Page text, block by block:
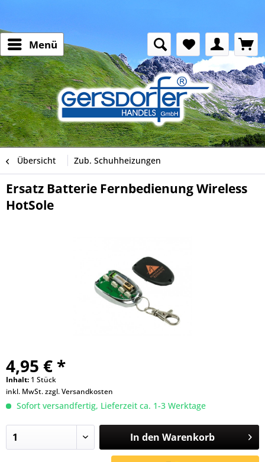
Menü
Übersicht Zub. Schuhheizungen
Ersatz Batterie Fernbedienung Wireless
HotSole
4,95 € *
Inhalt: 1 Stück
inkl. MwSt.zzgl. Versandkosten
Sofort versandfertig, Lieferzeit ca. 1-3 Werktage
In den Warenkorb